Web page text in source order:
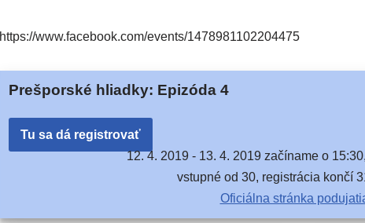
https://​www​.face​bo​ok​.com/​e​v​e​n​t​s​/​1​4​7​8​9​8​1​1​0​2​2​0​4​475
Prešporské hliadky: Epizóda 4
Tu sa dá registrovať
12. 4. 2019 - 13. 4. 2019 začí­na­me o
vstup­né od 30, regis­trá­cia kon­čí
Oficiálna strán­ka